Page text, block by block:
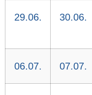
29.06. 30.06.
06.07. 07.07.